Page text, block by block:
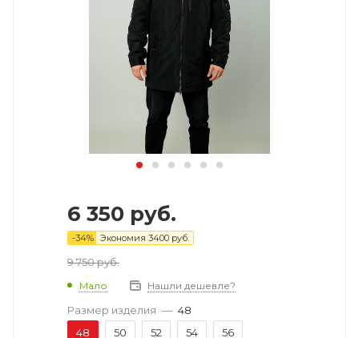
6 350 руб.
-34% Экономия 3400 руб.
9 750руб.
Мало Нашли дешевле?
Размер изделия — 48
48
50 52 54 56